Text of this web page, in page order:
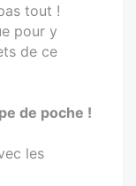
tout !
pour y
de ce
de poche !
les